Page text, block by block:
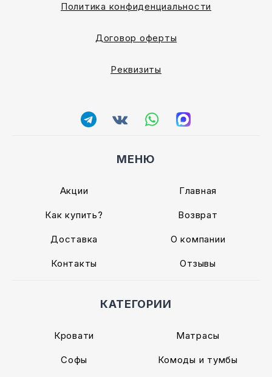
Политика конфиденциальности
Договор оферты
Реквизиты
МЕНЮ
Акции Главная
Как купить? Возврат
Доставка О компании
Контакты Отзывы
КАТЕГОРИИ
Кровати Матрасы
Софы Комоды и тумбы